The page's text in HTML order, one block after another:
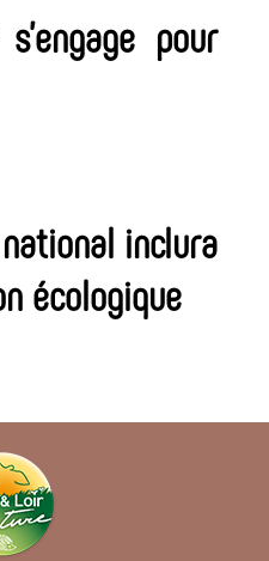
pour
inclura
écologique